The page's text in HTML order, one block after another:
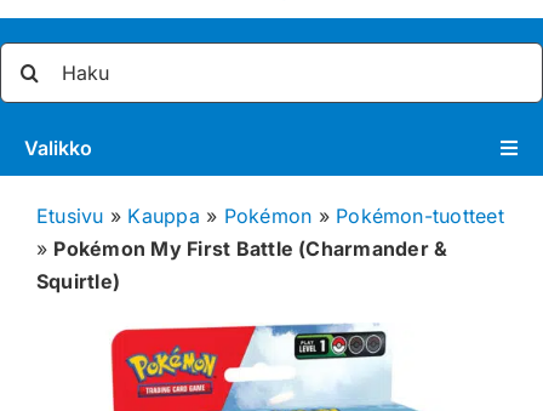
Valikko
Pokémon
Muut keräilykortit
Tarvikkeet
Blind Boksit
Etusivu » Kauppa » Pokémon » Pokémon-tuotteet
» Pokémon My First Battle (Charmander &
Squirtle)